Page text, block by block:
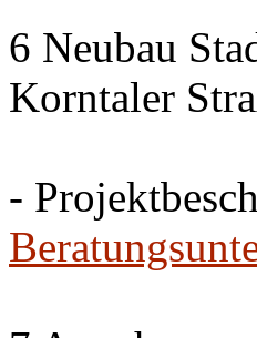
6 Neubau
Korntaler
-